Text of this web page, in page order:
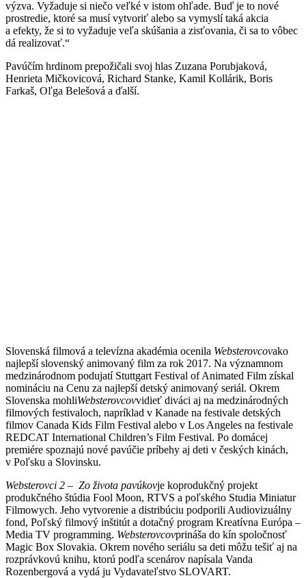
výzva. Vyžaduje si niečo veľké v istom ohľade. Buď je to nové
prostredie, ktoré sa musí vytvoriť alebo sa vymyslí taká akcia
a efekty, že si to vyžaduje veľa skúšania a zisťovania, či sa to vôbec
dá realizovať.“
Pavúčím hrdinom prepožičali svoj hlas Zuzana Porubjaková,
Henrieta Mičkovicová, Richard Stanke, Kamil Kollárik, Boris
Farkaš, Oľga Belešová a ďalší.
Slovenská filmová a televízna akadémia ocenila Websterovcovako
najlepší slovenský animovaný film za rok 2017. Na významnom
medzinárodnom podujatí Stuttgart Festival of Animated Film získal
nomináciu na Cenu za najlepší detský animovaný seriál. Okrem
Slovenska mohliWebsterovcovvidieť diváci aj na medzinárodných
filmových festivaloch, napríklad v Kanade na festivale detských
filmov Canada Kids Film Festival alebo v Los Angeles na festivale
REDCAT International Children’s Film Festival. Po domácej
premiére spoznajú nové pavúčie príbehy aj deti v českých kinách,
v Poľsku a Slovinsku.
Websterovci 2 – Zo života pavúkovje koprodukčný projekt
produkčného štúdia Fool Moon, RTVS a poľského Studia Miniatur
Filmowych. Jeho vytvorenie a distribúciu podporili Audiovizuálny
fond, Poľský filmový inštitút a dotačný program Kreatívna Európa –
Media TV programming. Websterovcovprináša do kín spoločnosť
Magic Box Slovakia. Okrem nového seriálu sa deti môžu tešiť aj na
rozprávkovú knihu, ktorú podľa scenárov napísala Vanda
Rozenbergová a vydá ju Vydavateľstvo SLOVART.